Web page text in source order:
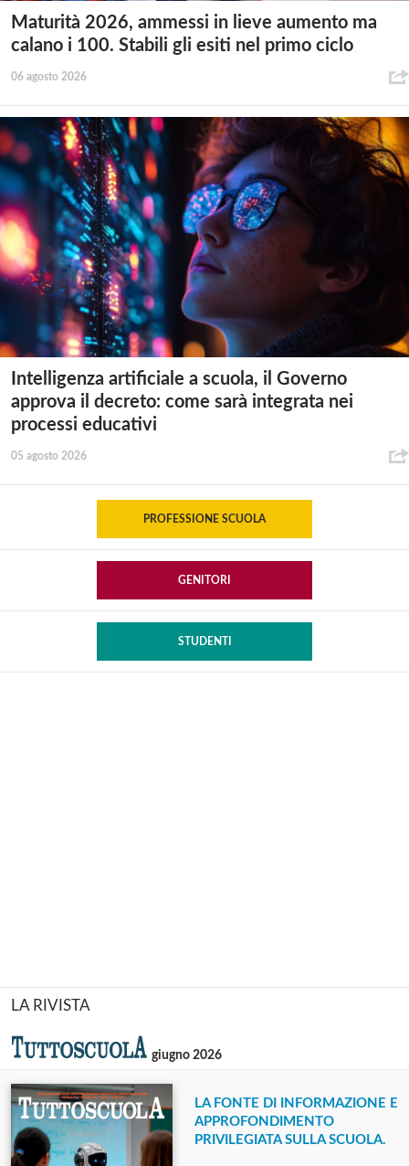
Maturità 2026, ammessi in lieve aumento ma
calano i 100. Stabili gli esiti nel primo ciclo
06 agosto 2026
Intelligenza artificiale a scuola, il Governo
approva il decreto: come sarà integrata nei
processi educativi
05 agosto 2026
PROFESSIONE SCUOLA
GENITORI
STUDENTI
LA RIVISTA
giugno 2026
LA FONTE DI INFORMAZIONE E
APPROFONDIMENTO
PRIVILEGIATA SULLA SCUOLA.